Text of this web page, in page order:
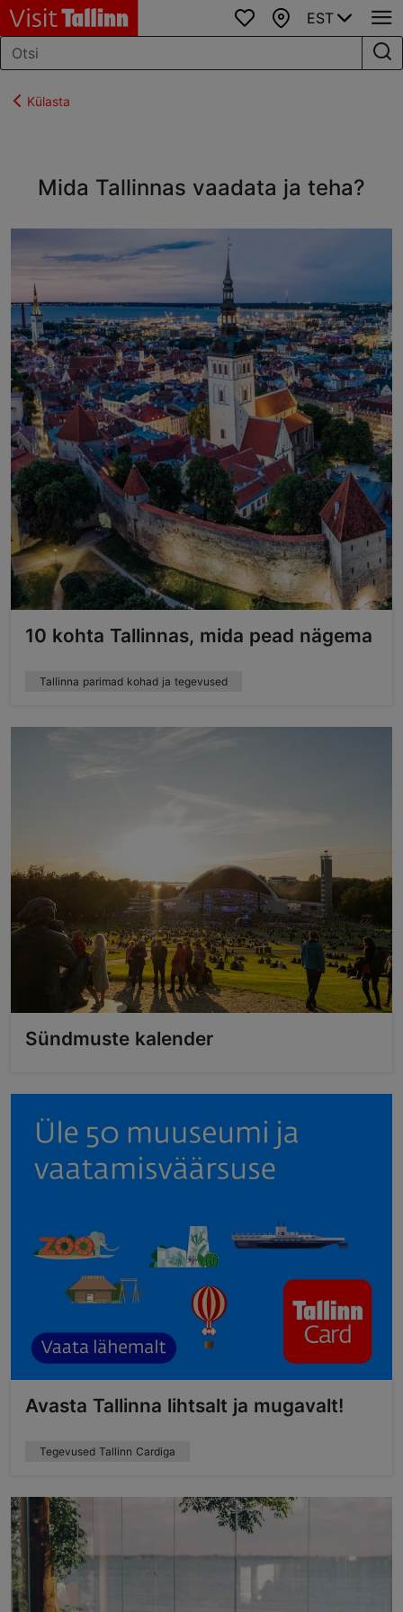
Lemmikud
Kaart
EST
Külasta
Mida Tallinnas vaadata ja teha?
10 kohta Tallinnas, mida pead nägema
Tallinna parimad kohad ja tegevused
Sündmuste kalender
Avasta Tallinna lihtsalt ja mugavalt!
Tegevused Tallinn Cardiga